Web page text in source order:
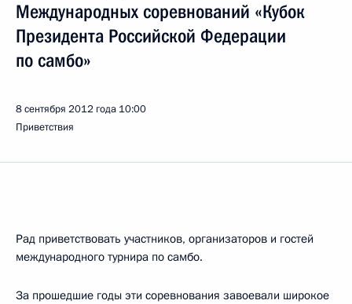
Международных соревнований «Кубок
Президента Российской Федерации
по самбо»
8 сентября 2012 года 10:00
Приветствия
Рад приветствовать участников, организаторов и гостей
международного турнира по самбо.
За прошедшие годы эти соревнования завоевали широкое